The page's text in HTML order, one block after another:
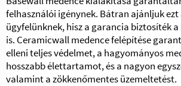
felhasználói igénynek. Bátran ajánljuk
ügyfelünknek, hisz a garancia biztosíték
is. Ceramicwall medence felépítése
elleni teljes védelmet, a hagyományos
hosszabb élettartamot, és a nagyon
valamint a zökkenőmentes üzemeltetést.